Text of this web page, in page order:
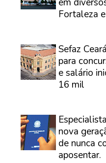
Fortaleza
Sefaz
para
e salário
16 mil
nova
de nunca
aposentar.